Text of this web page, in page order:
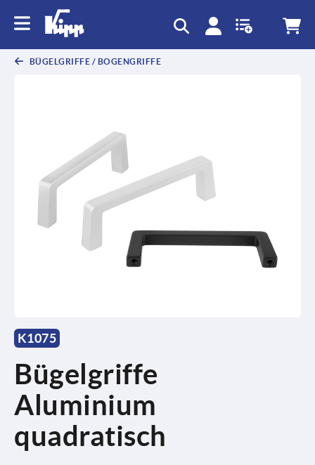
BÜGELGRIFFE / BOGENGRIFFE
K1075
Bügelgriffe
Aluminium
quadratisch